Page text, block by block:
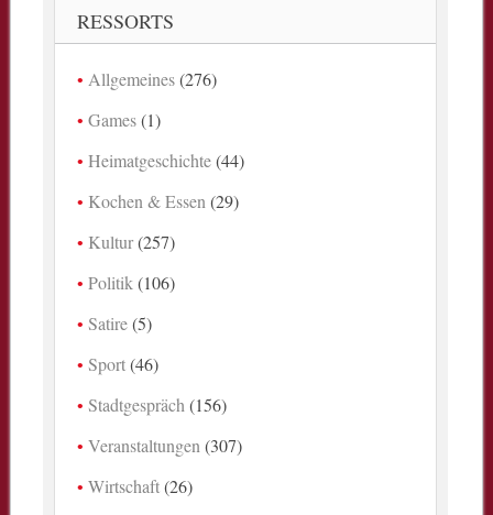
RESSORTS
Allgemeines(276)
Games(1)
Heimatgeschichte(44)
Kochen & Essen(29)
Kultur(257)
Politik(106)
Satire(5)
Sport(46)
Stadtgespräch(156)
Veranstaltungen(307)
Wirtschaft(26)